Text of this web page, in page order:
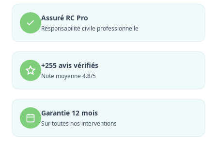
Assuré RC Pro
Responsabilité civile professionnelle
+255 avis vérifiés
Note moyenne 4.8/5
Garantie 12 mois
Sur toutes nos interventions